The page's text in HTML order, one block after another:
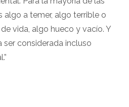
algo a temer, algo terrible o
vida, algo hueco y vacío. Y
considerada incluso